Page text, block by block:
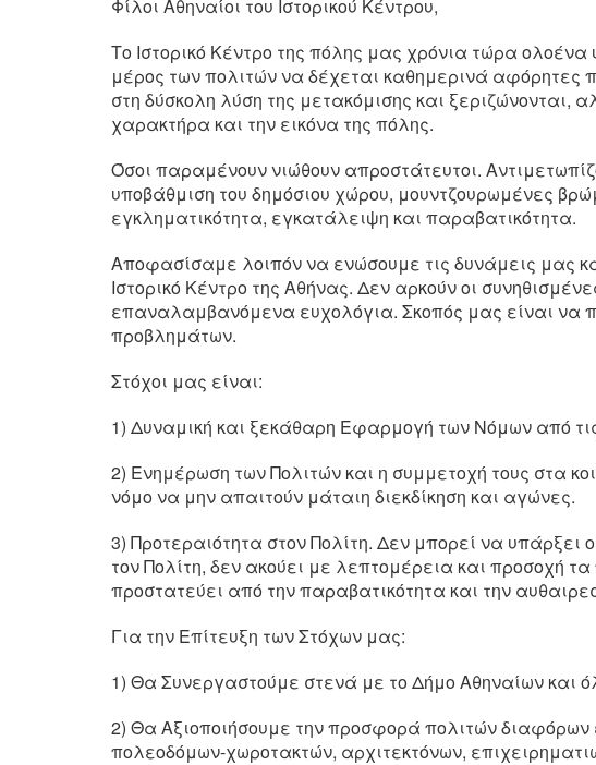
Φίλοι Αθηναίοι του Ιστορικού Κέντρου,
Το Ιστορικό Κέντρο της πόλης μας χρόνια τώρα
μέρος των πολιτών να δέχεται καθημερινά αφόρητες
στη δύσκολη λύση της μετακόμισης και ξεριζώνονται,
χαρακτήρα και την εικόνα της πόλης.
Όσοι παραμένουν νιώθουν απροστάτευτοι.
υποβάθμιση του δημόσιου χώρου, μουντζουρωμένες
εγκληματικότητα, εγκατάλειψη και παραβατικότητα.
Αποφασίσαμε λοιπόν να ενώσουμε τις δυνάμεις μας
Ιστορικό Κέντρο της Αθήνας. Δεν αρκούν οι
επαναλαμβανόμενα ευχολόγια. Σκοπός μας είναι να
προβλημάτων.
Στόχοι μας είναι:
1) Δυναμική και ξεκάθαρη Εφαρμογή των Νόμων από
2) Ενημέρωση των Πολιτών και η συμμετοχή τους στα
νόμο να μην απαιτούν μάταιη διεκδίκηση και αγώνες.
3) Προτεραιότητα στον Πολίτη. Δεν μπορεί να υπάρξει
τον Πολίτη, δεν ακούει με λεπτομέρεια και προσοχή
προστατεύει από την παραβατικότητα και την
Για την Επίτευξη των Στόχων μας:
1) Θα Συνεργαστούμε στενά με το Δήμο Αθηναίων και
2) Θα Αξιοποιήσουμε την προσφορά πολιτών διαφόρων
πολεοδόμων-χωροτακτών, αρχιτεκτόνων,